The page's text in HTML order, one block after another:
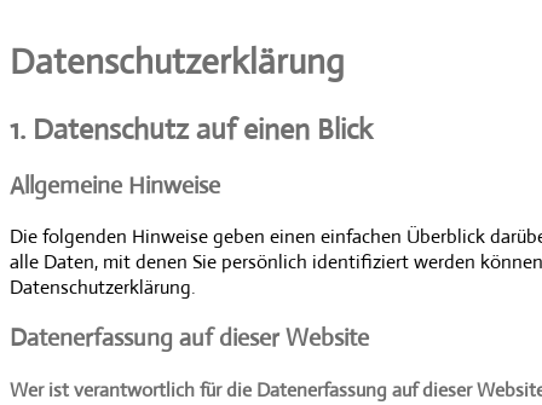
Datenschutz­erklärung
1. Datenschutz auf einen Blick
Allgemeine Hinweise
Die folgenden Hinweise geben einen einfachen Überblick
alle Daten, mit denen Sie persönlich identifiziert werden
Datenschutzerklärung.
Datenerfassung auf dieser Website
Wer ist verantwortlich für die Datenerfassung auf dieser